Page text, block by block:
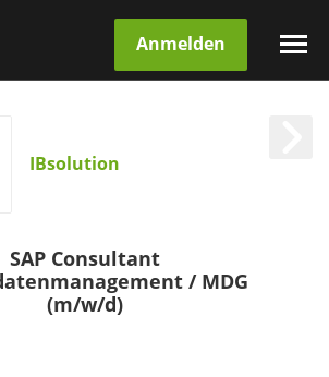
Anmelden
IBsolution
SAP Consultant
/ MDG
(m/w/d)